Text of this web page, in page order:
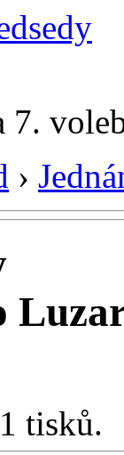
7.
›
tisků.